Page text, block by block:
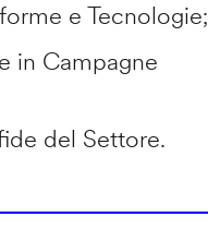
e Tecnologie;
in Campagne
del Settore.